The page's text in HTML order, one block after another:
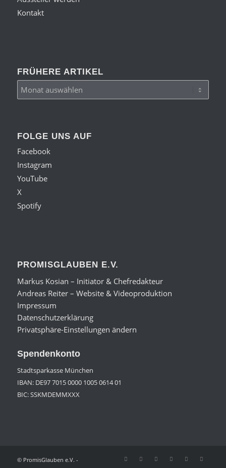
Kontakt
FRÜHERE ARTIKEL
FOLGE UNS AUF
Facebook
Instagram
YouTube
X
Spotify
PROMISGLAUBEN E.V.
Markus Kosian – Initiator & Chefredakteur
Andreas Reiter – Website & Videoproduktion
Impressum
Datenschutzerklärung
Privatsphäre-Einstellungen ändern
Spendenkonto
Stadtsparkasse München
IBAN: DE97 7015 0000 1005 0614 01
BIC: SSKMDEMMXXX
© PromisGlauben e.V. -